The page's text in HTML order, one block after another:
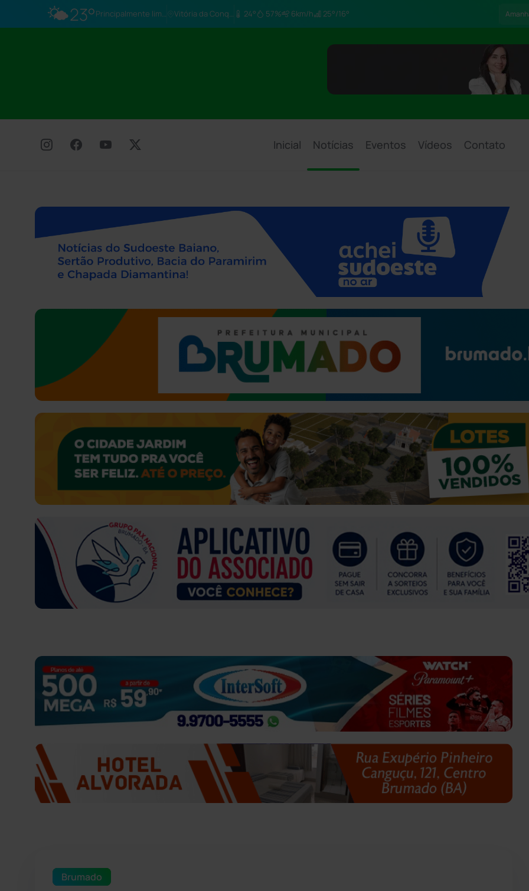
🌤️23° Principalmente limpo Vitória da Conq… 24° 57% 6km/h 25°/16°
Inicial Notícias Eventos Vídeos Contato
Brumado